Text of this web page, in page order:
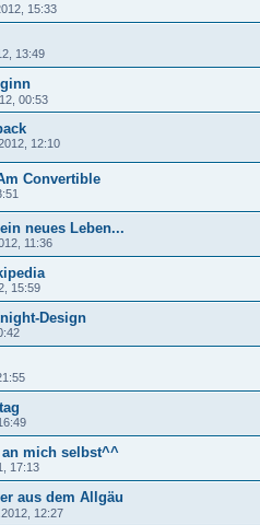
15:33
13:49
00:53
12:10
Convertible
neues Leben...
11:36
15:59
Design
an mich selbst^^
17:13
aus dem Allgäu
12:27